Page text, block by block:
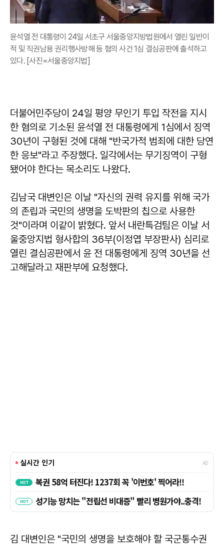
윤석열 전 대통령이 24일 서초구 서울중앙지방법원에서 열린 일반이
적 및 직권남용 권리행사방해 등 혐의 사건 1심 결심공판에 출석하고
있다. [사진=서울중앙지법]
더불어민주당이 24일 평양 무인기 투입 작전을 지시
한 혐의로 기소된 윤석열 전 대통령에게 1심에서 징역
30년이 구형된 것에 대해 "반국가적 범죄에 대한 당연
한 응보"라고 주장했다. 일각에서는 무기징역이 구형
됐어야 한다는 목소리도 나왔다.
김남국 대변인은 이날 "자신의 권력 유지를 위해 국가
의 존립과 국민의 생명을 도박판의 칩으로 사용한
것"이라며 이같이 밝혔다. 앞서 내란특검팀은 이날 서
울중앙지법 형사합의 36부(이정엽 부장판사) 심리로
열린 결심공판에서 윤 전 대통령에게 징역 30년을 선
고해달라고 재판부에 요청했다.
김 대변인은 "국민의 생명을 보호해야 할 국군통수권